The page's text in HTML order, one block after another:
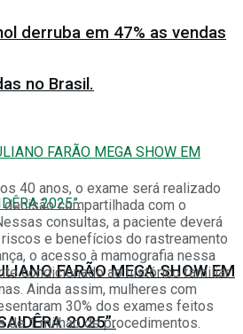
derruba em 47% as vendas
no Brasil.
FARÃO MEGA SHOW EM
2025”.
40 anos, o exame será realizado
compartilhada com o
consultas, a paciente deverá
e benefícios do rastreamento
o acesso à mamografia nessa
condicionado ao histórico familiar
Ainda assim, mulheres com
30% dos exames feitos
de 1 milhão de procedimentos.